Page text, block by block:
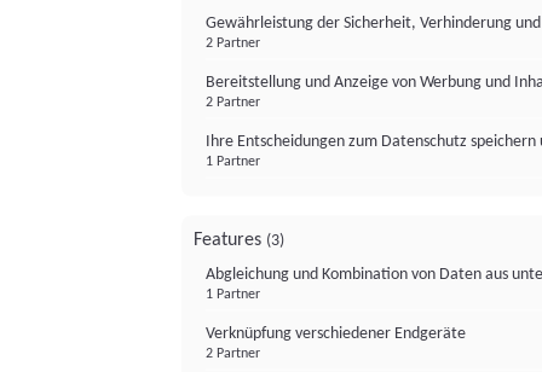
Gewährleistung der Sicherheit, Verhinderung
2 Partner
Bereitstellung und Anzeige von Werbung und
2 Partner
Ihre Entscheidungen zum Datenschutz
1 Partner
Features (3)
Abgleichung und Kombination von Daten aus
1 Partner
Verknüpfung verschiedener Endgeräte
2 Partner